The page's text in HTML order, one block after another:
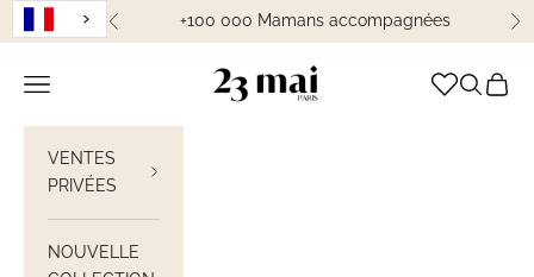
Passer au contenu
Précédent+100 000 Mamans accompagnées
23 Mai Paris
Ouvrir la navigation Ouvrir la
Voir
VENTES
PRIVÉES
NOUVELLE